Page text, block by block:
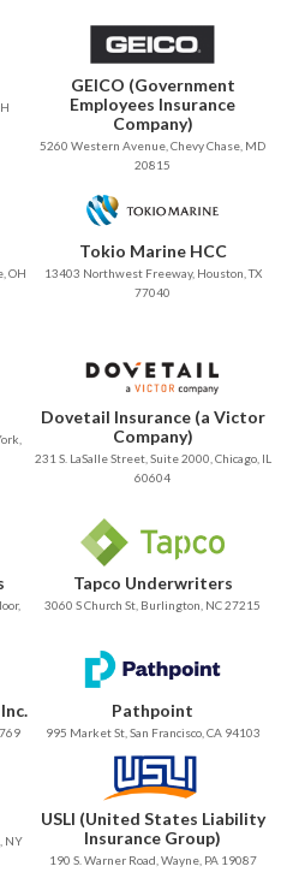
GEICO (Government
Employees Insurance
Company)
5260 Western Avenue, Chevy Chase, MD
20815
OH
Tokio Marine HCC
13403 Northwest Freeway, Houston, TX
77040
Dovetail Insurance (a Victor
Company)
231 S. LaSalle Street, Suite 2000, Chicago, IL
60604
Tapco Underwriters
3060 S Church St, Burlington, NC 27215
Pathpoint
995 Market St, San Francisco, CA 94103
NY
USLI (United States Liability
Insurance Group)
190 S. Warner Road, Wayne, PA 19087